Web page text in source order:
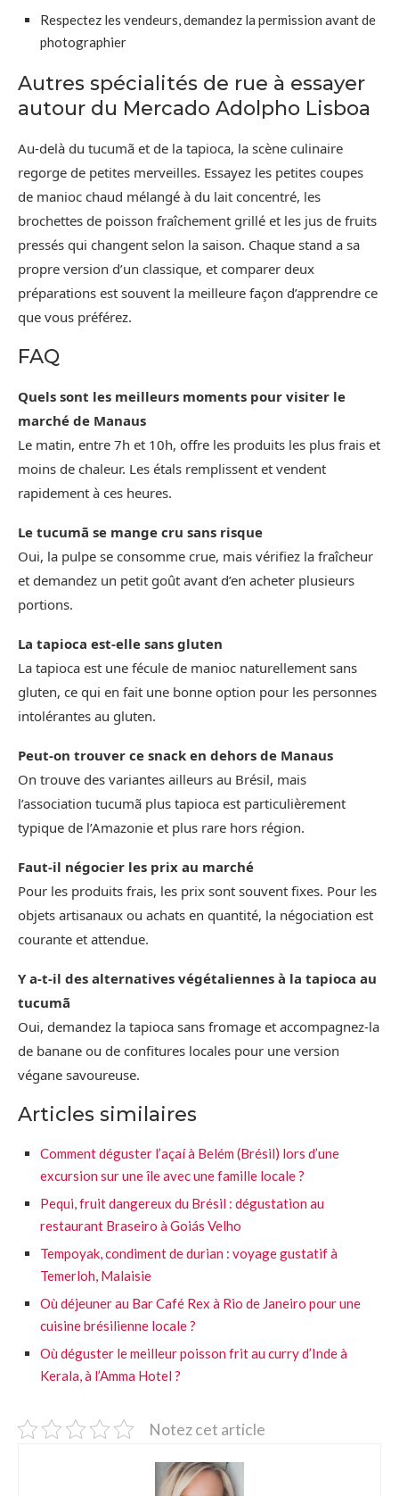
Respectez les vendeurs, demandez la permission avant de
photographier
Autres spécialités de rue à essayer
autour du Mercado Adolpho Lisboa
Au-delà du tucumã et de la tapioca, la scène culinaire
regorge de petites merveilles. Essayez les petites coupes
de manioc chaud mélangé à du lait concentré, les
brochettes de poisson fraîchement grillé et les jus de fruits
pressés qui changent selon la saison. Chaque stand a sa
propre version d’un classique, et comparer deux
préparations est souvent la meilleure façon d’apprendre ce
que vous préférez.
FAQ
Quels sont les meilleurs moments pour visiter le
marché de Manaus
Le matin, entre 7h et 10h, offre les produits les plus frais et
moins de chaleur. Les étals remplissent et vendent
rapidement à ces heures.
Le tucumã se mange cru sans risque
Oui, la pulpe se consomme crue, mais vérifiez la fraîcheur
et demandez un petit goût avant d’en acheter plusieurs
portions.
La tapioca est‑elle sans gluten
La tapioca est une fécule de manioc naturellement sans
gluten, ce qui en fait une bonne option pour les personnes
intolérantes au gluten.
Peut‑on trouver ce snack en dehors de Manaus
On trouve des variantes ailleurs au Brésil, mais
l’association tucumã plus tapioca est particulièrement
typique de l’Amazonie et plus rare hors région.
Faut‑il négocier les prix au marché
Pour les produits frais, les prix sont souvent fixes. Pour les
objets artisanaux ou achats en quantité, la négociation est
courante et attendue.
Y a‑t‑il des alternatives végétaliennes à la tapioca au
tucumã
Oui, demandez la tapioca sans fromage et accompagnez‑la
de banane ou de confitures locales pour une version
végane savoureuse.
Articles similaires
Comment déguster l’açaí à Belém (Brésil) lors d’une
excursion sur une île avec une famille locale ?
Pequi, fruit dangereux du Brésil : dégustation au
restaurant Braseiro à Goiás Velho
Tempoyak, condiment de durian : voyage gustatif à
Temerloh, Malaisie
Où déjeuner au Bar Café Rex à Rio de Janeiro pour une
cuisine brésilienne locale ?
Où déguster le meilleur poisson frit au curry d’Inde à
Kerala, à l’Amma Hotel ?
Notez cet article